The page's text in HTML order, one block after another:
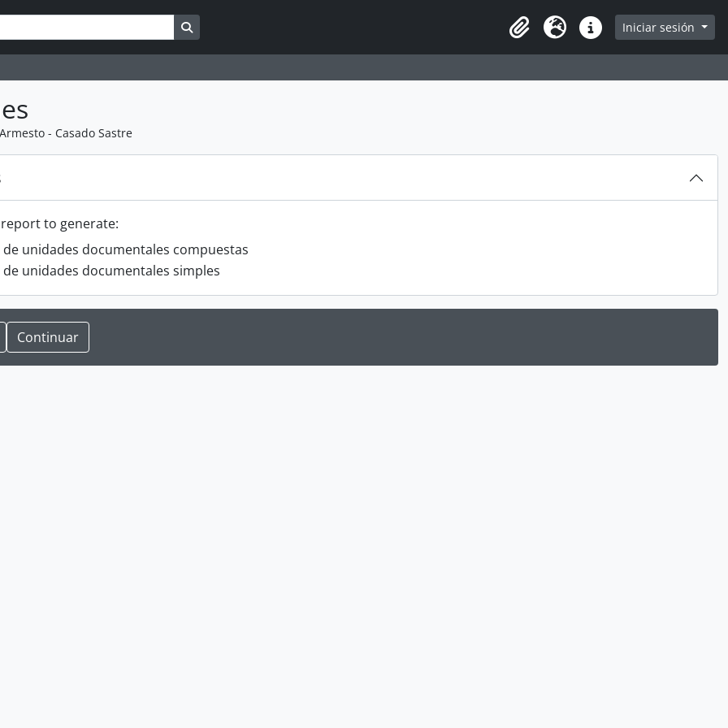
Portapapeles
Idioma Enlaces rápidos
Iniciar sesión
- Casado Sastre
to generate:
de unidades documentales compuestas
de unidades documentales simples